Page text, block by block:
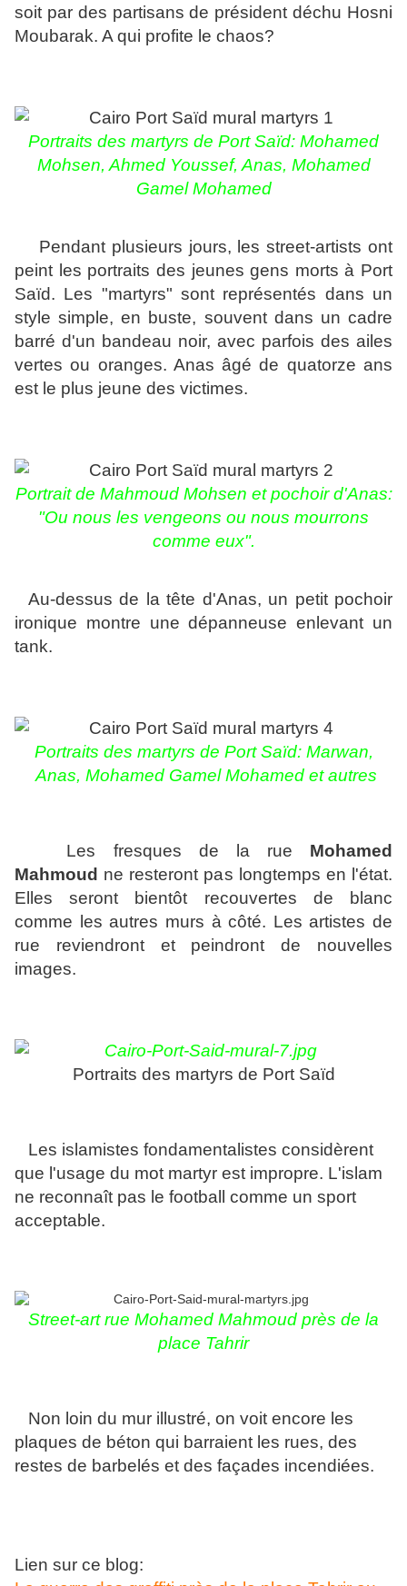
soit par des partisans de président déchu Hosni
Moubarak. A qui profite le chaos?
Portraits des martyrs de Port Saïd: Mohamed
Mohsen, Ahmed Youssef, Anas, Mohamed
Gamel Mohamed
Pendant plusieurs jours, les street-artists ont
peint les portraits des jeunes gens morts à Port
Saïd. Les "martyrs" sont représentés dans un
style simple, en buste, souvent dans un cadre
barré d'un bandeau noir, avec parfois des ailes
vertes ou oranges. Anas âgé de quatorze ans
est le plus jeune des victimes.
Portrait de Mahmoud Mohsen et pochoir d'Anas:
"Ou nous les vengeons ou nous mourrons
comme eux".
Au-dessus de la tête d'Anas, un petit pochoir
ironique montre une dépanneuse enlevant un
tank.
Portraits des martyrs de Port Saïd: Marwan,
Anas, Mohamed Gamel Mohamed et autres
Les fresques de la rue Mohamed
Mahmoud ne resteront pas longtemps en l'état.
Elles seront bientôt recouvertes de blanc
comme les autres murs à côté. Les artistes de
rue reviendront et peindront de nouvelles
images.
Portraits des martyrs de Port Saïd
Les islamistes fondamentalistes considèrent
que l'usage du mot martyr est impropre. L'islam
ne reconnaît pas le football comme un sport
acceptable.
Street-art rue Mohamed Mahmoud près de la
place Tahrir
Non loin du mur illustré, on voit encore les
plaques de béton qui barraient les rues, des
restes de barbelés et des façades incendiées.
Lien sur ce blog: